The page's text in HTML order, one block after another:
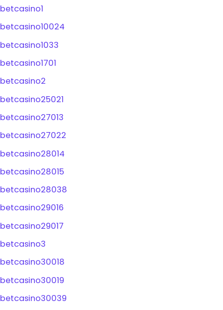
betcasino1
betcasino10024
betcasino1033
betcasino1701
betcasino2
betcasino25021
betcasino27013
betcasino27022
betcasino28014
betcasino28015
betcasino28038
betcasino29016
betcasino29017
betcasino3
betcasino30018
betcasino30019
betcasino30039